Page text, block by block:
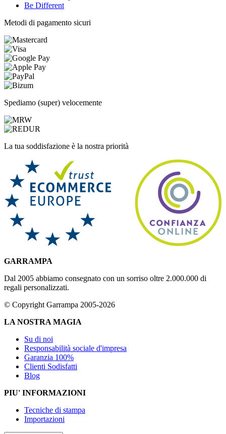
Be Different
Metodi di pagamento sicuri
Spediamo (super) velocemente
La tua soddisfazione è la nostra priorità
GARRAMPA
Dal 2005 abbiamo consegnato con un sorriso oltre 2.000.000 di
regali personalizzati.
© Copyright Garrampa 2005-2026
LA NOSTRA MAGIA
Su di noi
Responsabilità sociale d'impresa
Garanzia 100%
Clienti Sodisfatti
Blog
PIU' INFORMAZIONI
Tecniche di stampa
Importazioni